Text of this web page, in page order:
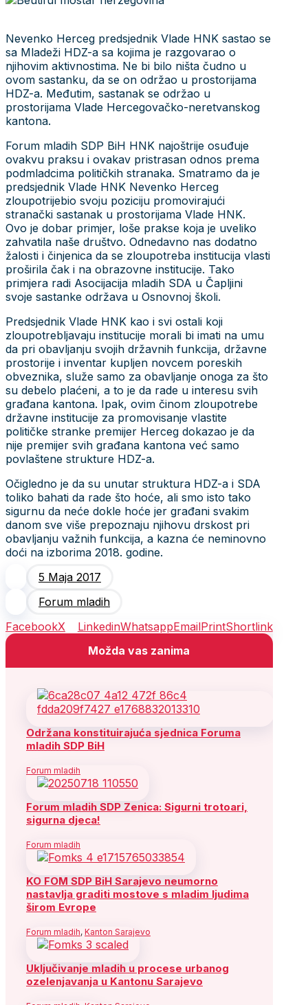
Nevenko Herceg predsjednik Vlade HNK sastao se
sa Mladeži HDZ-a sa kojima je razgovarao o
njihovim aktivnostima. Ne bi bilo ništa čudno u
ovom sastanku, da se on održao u prostorijama
HDZ-a. Međutim, sastanak se održao u
prostorijama Vlade Hercegovačko-neretvanskog
kantona.
Forum mladih SDP BiH HNK najoštrije osuđuje
ovakvu praksu i ovakav pristrasan odnos prema
podmladcima političkih stranaka. Smatramo da je
predsjednik Vlade HNK Nevenko Herceg
zloupotrijebio svoju poziciju promovirajući
stranački sastanak u prostorijama Vlade HNK.
Ovo je dobar primjer, loše prakse koja je uveliko
zahvatila naše društvo. Odnedavno nas dodatno
žalosti i činjenica da se zloupotreba institucija vlasti
proširila čak i na obrazovne institucije. Tako
primjera radi Asocijacija mladih SDA u Čapljini
svoje sastanke održava u Osnovnoj školi.
Predsjednik Vlade HNK kao i svi ostali koji
zloupotrebljavaju institucije morali bi imati na umu
da pri obavljanju svojih državnih funkcija, državne
prostorije i inventar kupljen novcem poreskih
obveznika, služe samo za obavljanje onoga za što
su debelo plaćeni, a to je da rade u interesu svih
građana kantona. Ipak, ovim činom zloupotrebe
državne institucije za promovisanje vlastite
političke stranke premijer Herceg dokazao je da
nije premijer svih građana kantona već samo
povlaštene strukture HDZ-a.
Očigledno je da su unutar struktura HDZ-a i SDA
toliko bahati da rade što hoće, ali smo isto tako
sigurnu da neće dokle hoće jer građani svakim
danom sve više prepoznaju njihovu drskost pri
obavljanju važnih funkcija, a kazna će neminovno
doći na izborima 2018. godine.
5 Maja 2017
Forum mladih
FacebookX LinkedinWhatsappEmailPrintShortlink
Možda vas zanima
Održana konstituirajuća sjednica Foruma
mladih SDP BiH
Forum mladih
Forum mladih SDP Zenica: Sigurni trotoari,
sigurna djeca!
Forum mladih
KO FOM SDP BiH Sarajevo neumorno
nastavlja graditi mostove s mladim ljudima
širom Evrope
Forum mladih, Kanton Sarajevo
Uključivanje mladih u procese urbanog
ozelenjavanja u Kantonu Sarajevo